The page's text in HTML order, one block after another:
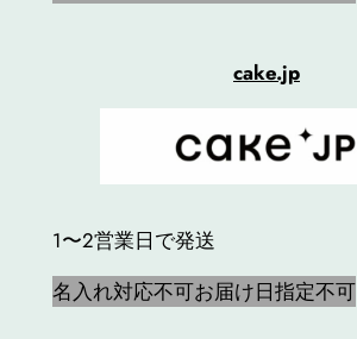
cake.jp
1〜2営業日で発送
名入れ対応不可お届け日指定不可